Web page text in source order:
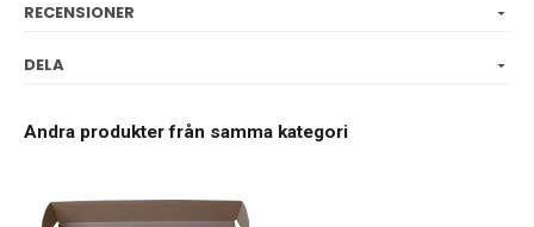
RECENSIONER
DELA
Andra produkter från samma kategori